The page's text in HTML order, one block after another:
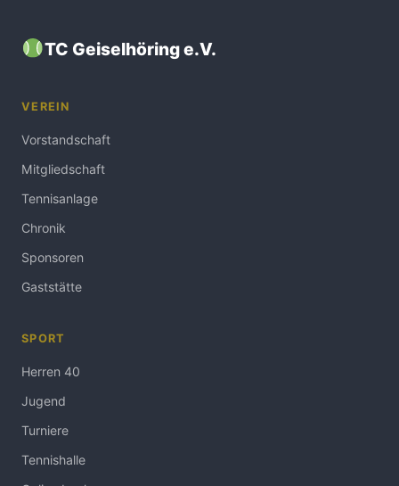
TC Geiselhöring e.V.
VEREIN
Vorstandschaft
Mitgliedschaft
Tennisanlage
Chronik
Sponsoren
Gaststätte
SPORT
Herren 40
Jugend
Turniere
Tennishalle